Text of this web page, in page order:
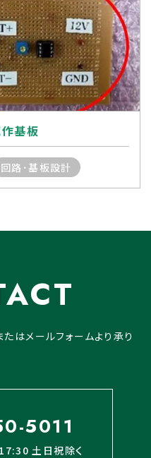
作基板
回路･基板設計
はメールフォームより承り
5011
土日祝除く